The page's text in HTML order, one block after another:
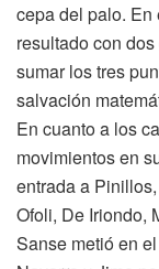
cepa del palo.
resultado con
sumar los tres
salvación
En cuanto a los
movimientos en
entrada a
Ofoli, De Iriondo,
Sanse metió en